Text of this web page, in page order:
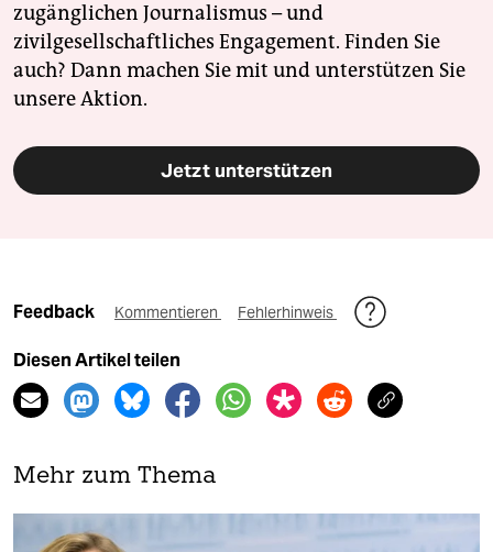
zugänglichen Journalismus – und
zivilgesellschaftliches Engagement. Finden Sie
auch? Dann machen Sie mit und unterstützen Sie
unsere Aktion.
Jetzt unterstützen
Feedback Kommentieren Fehlerhinweis
Diesen Artikel teilen
Mehr zum Thema